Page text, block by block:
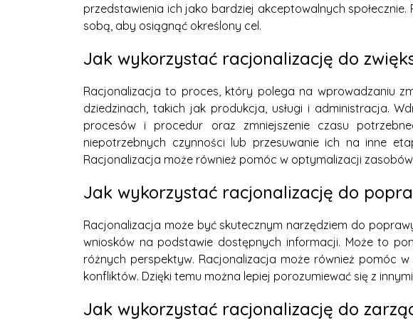
przedstawienia ich jako bardziej akceptowalnych
sobą, aby osiągnąć określony cel.
Jak wykorzystać racjonalizację do
Racjonalizacja to proces, który polega na wprowadzaniu
dziedzinach, takich jak produkcja, usługi i administracja.
procesów i procedur oraz zmniejszenie czasu
niepotrzebnych czynności lub przesuwanie ich na inne
Racjonalizacja może również pomóc w optymalizacji
Jak wykorzystać racjonalizację do
Racjonalizacja może być skutecznym narzędziem do
wniosków na podstawie dostępnych informacji. Może to
różnych perspektyw. Racjonalizacja może również pomóc
konfliktów. Dzięki temu można lepiej porozumiewać się z
Jak wykorzystać racjonalizację do